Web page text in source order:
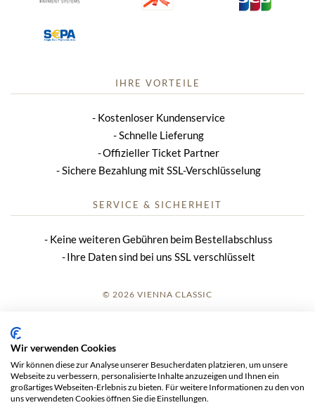
IHRE VORTEILE
Kostenloser Kundenservice
Schnelle Lieferung
Offizieller Ticket Partner
Sichere Bezahlung mit SSL-Verschlüsselung
SERVICE & SICHERHEIT
Keine weiteren Gebühren beim Bestellabschluss
Ihre Daten sind bei uns SSL verschlüsselt
© 2026 VIENNA CLASSIC
AGB
Wir verwenden Cookies
Wir können diese zur Analyse unserer Besucherdaten platzieren, um unsere
Webseite zu verbessern, personalisierte Inhalte anzuzeigen und Ihnen ein
großartiges Webseiten-Erlebnis zu bieten. Für weitere Informationen zu den von
uns verwendeten Cookies öffnen Sie die Einstellungen.